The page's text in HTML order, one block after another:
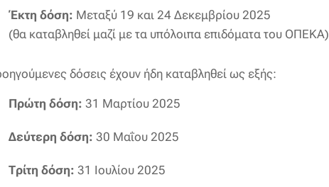
Έκτη δόση: Μεταξύ 19 και 24 Δεκεμβρίου 2025
(θα καταβληθεί μαζί με τα υπόλοιπα επιδόματα του ΟΠΕΚΑ)
δόσεις έχουν ήδη καταβληθεί ως εξής:
Πρώτη δόση: 31 Μαρτίου 2025
Δεύτερη δόση: 30 Μαΐου 2025
Τρίτη δόση: 31 Ιουλίου 2025